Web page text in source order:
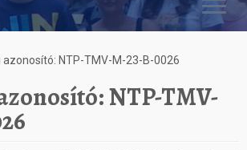
azonosító: NTP-TMV-M-23-B-0026
NTP-TMV-